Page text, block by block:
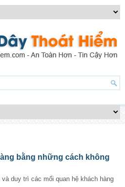
bằng những cách không
duy trì các mối quan hệ khách hàng